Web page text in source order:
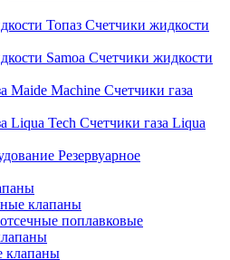
Счетчики жидкости
Счетчики жидкости
Счетчики газа
Счетчики газа Liqua
Резервуарное
клапаны
поплавковые
клапаны